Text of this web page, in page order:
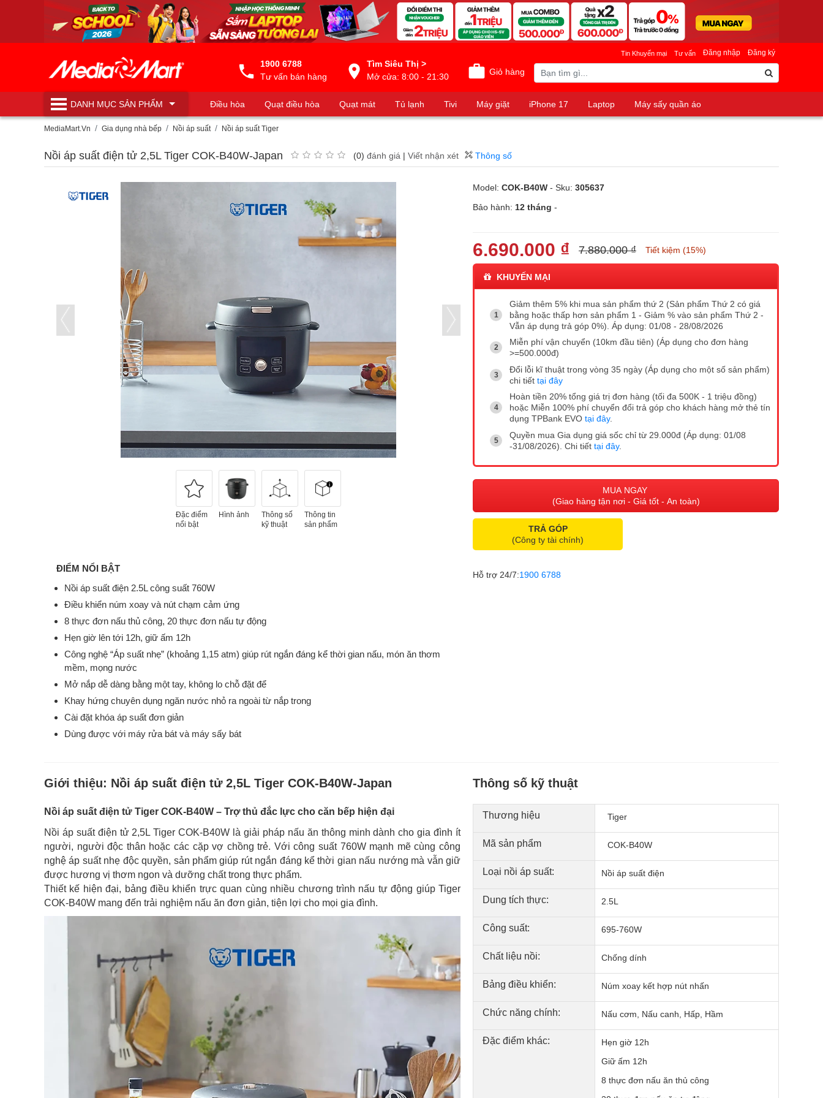
1900 6788
Tư vấn bán hàng
Tìm Siêu Thị >
Mở cửa: 8:00 - 21:30
Giỏ hàng
Đăng nhập Đăng ký
Tin Khuyến mại Tư vấn
DANH MỤCSẢN PHẨM Điều hòa Quạt điều hòa Quạt mát Tủ lạnh Tivi Máy giặt iPhone 17 Laptop
Máy sấy quần áo
Máy lọc nước
MediaMart.Vn Gia dụng nhà bếp Nồi áp suất Nồi áp suất Tiger
Nồi áp suất điện tử 2,5L Tiger COK-B40W-Japan (0) đánh giá | Viết nhận xét Thông số
Đặc điểm
nổi bật
Hình ảnh
Thông số
kỹ thuật
Thông tin
sản phẩm
ĐIỂM NỔI BẬT
Nồi áp suất điện 2.5L công suất 760W
Điều khiển núm xoay và nút chạm cảm ứng
8 thực đơn nấu thủ công, 20 thực đơn nấu tự động
Hẹn giờ lên tới 12h, giữ ấm 12h
Công nghệ “Áp suất nhẹ” (khoảng 1,15 atm) giúp rút ngắn đáng kể thời gian nấu, món ăn thơm
mềm, mọng nước
Mở nắp dễ dàng bằng một tay, không lo chỗ đặt để
Khay hứng chuyên dụng ngăn nước nhỏ ra ngoài từ nắp trong
Cài đặt khóa áp suất đơn giản
Dùng được với máy rửa bát và máy sấy bát
Model: COK-B40W - Sku: 305637
Bảo hành: 12 tháng -
6.690.000 ₫ 7.880.000 ₫ Tiết kiệm (15%)
KHUYẾN MẠI
Giảm thêm 5% khi mua sản phẩm thứ 2 (Sản phẩm Thứ 2 có giá
bằng hoặc thấp hơn sản phẩm 1 - Giảm % vào sản phẩm Thứ 2 -
Vẫn áp dụng trả góp 0%). Áp dụng: 01/08 - 28/08/2026
Miễn phí vận chuyển (10km đầu tiên) (Áp dụng cho đơn hàng
>=500.000đ)
Đổi lỗi kĩ thuật trong vòng 35 ngày (Áp dụng cho một số sản phẩm)
chi tiết tại đây
Hoàn tiền 20% tổng giá trị đơn hàng (tối đa 500K - 1 triệu đồng)
hoặc Miễn 100% phí chuyển đổi trả góp cho khách hàng mở thẻ tín
dụng TPBank EVO tại đây.
Quyền mua Gia dụng giá sốc chỉ từ 29.000đ (Áp dụng: 01/08
-31/08/2026). Chi tiết tại đây.
MUA NGAY
(Giao hàng tận nơi - Giá tốt - An toàn)
TRẢ GÓP
(Công ty tài chính)
Hỗ trợ 24/7:1900 6788
Giới thiệu: Nồi áp suất điện tử 2,5L Tiger COK-B40W-Japan
Nồi áp suất điện tử Tiger COK-B40W – Trợ thủ đắc lực cho căn bếp hiện đại
Nồi áp suất điện tử 2,5L Tiger COK-B40W là giải pháp nấu ăn thông minh dành cho gia đình ít
người, người độc thân hoặc các cặp vợ chồng trẻ. Với công suất 760W mạnh mẽ cùng công
nghệ áp suất nhẹ độc quyền, sản phẩm giúp rút ngắn đáng kể thời gian nấu nướng mà vẫn giữ
được hương vị thơm ngon và dưỡng chất trong thực phẩm.
Thiết kế hiện đại, bảng điều khiển trực quan cùng nhiều chương trình nấu tự động giúp Tiger
COK-B40W mang đến trải nghiệm nấu ăn đơn giản, tiện lợi cho mọi gia đình.
Thông số kỹ thuật
Thương hiệu Tiger
Mã sản phẩm COK-B40W
Loại nồi áp suất: Nồi áp suất điện
Dung tích thực: 2.5L
Công suất: 695-760W
Chất liệu nồi: Chống dính
Bảng điều khiển: Núm xoay kết hợp nút nhấn
Chức năng chính: Nấu cơm, Nấu canh, Hấp, Hầm
Đặc điểm khác:
Hẹn giờ 12h
Giữ ấm 12h
8 thực đơn nấu ăn thủ công